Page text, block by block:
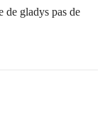
de gladys pas de